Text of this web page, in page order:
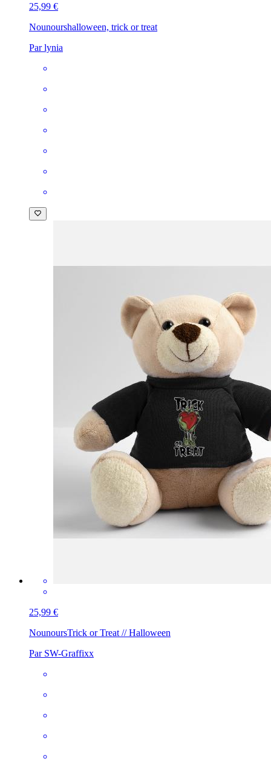
25,99 €
Nounourshalloween, trick or treat
Par lynia
25,99 €
NounoursTrick or Treat // Halloween
Par SW-Graffixx